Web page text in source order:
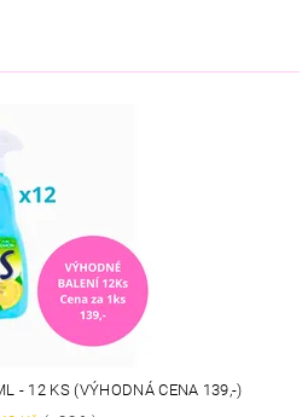
- 12 KS (VÝHODNÁ CENA 139,-)